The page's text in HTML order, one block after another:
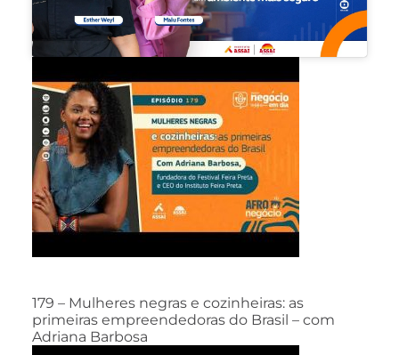
179 – Mulheres negras e cozinheiras: as
primeiras empreendedoras do Brasil – com
Adriana Barbosa